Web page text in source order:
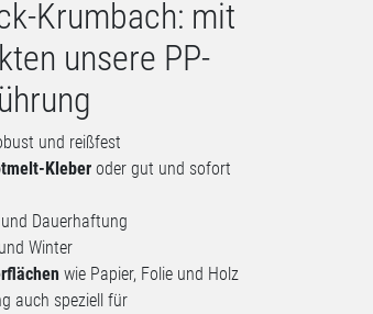
Krumbach: mit
unsere PP-
und reißfest
Kleber oder gut und sofort
Dauerhaftung
Winter
wie Papier, Folie und Holz
auch speziell für